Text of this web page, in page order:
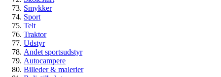
Veteranbil eller klassisk bil – hvad er
egentlig forskellen?
Guide
Biler & køretøjer
Veteranbil
Smykker
Sport
Telt
Traktor
Udstyr
Andet sportsudstyr
Autocampere
Billeder & malerier